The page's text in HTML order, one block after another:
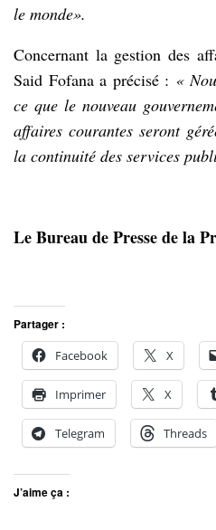
le monde».
Concernant la gestion des
Said Fofana a précisé : «
ce que le nouveau
affaires courantes seront
la continuité des services
Le Bureau de Presse de la
Partager :
Facebook
X
Imprimer X
Telegram Threads
J’aime ça :